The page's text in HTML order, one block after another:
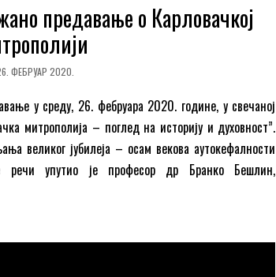
предавање о Карловачкој
ФЕБРУАР 2020.
у среду, 26. фебруара 2020. године, у свечаној
митрополија – поглед на историју и духовност”.
великог јубилеја – осам векова аутокефалности
речи упутио је професор др Бранко Бешлин,